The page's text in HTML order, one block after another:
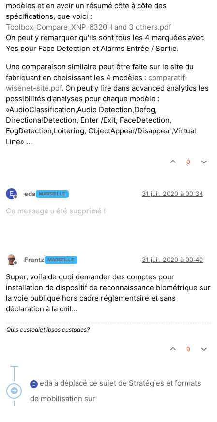
modèles et en avoir un résumé côte à côte des
spécifications, que voici :
Toolbox_Compare_XNP-6320H and 3 others.pdf
On peut y remarquer qu'ils sont tous les 4 marquées avec
Yes pour Face Detection et Alarms Entrée / Sortie.
Une comparaison similaire peut être faite sur le site du
fabriquant en choisissant les 4 modèles : comparatif-
wisenet-site.pdf. On peut y lire dans advanced analytics les
possibilités d'analyses pour chaque modèle :
«AudioClassification,Audio Detection,Defog,
DirectionalDetection, Enter /Exit, FaceDetection,
FogDetection,Loitering, ObjectAppear/Disappear,Virtual
Line» ...
0
E
Hors-ligne
eda MARSEILLE 31 juil. 2020 à 00:34
Ce message a été supprimé !
Hors-ligne
Frantz MARSEILLE 31 juil. 2020 à 00:40
Super, voila de quoi demander des comptes pour
installation de dispositif de reconnaissance biométrique sur
la voie publique hors cadre réglementaire et sans
déclaration à la cnil...
Quis custodiet ipsos custodes?
0
E eda a déplacé ce sujet de Stratégies et formats
de mobilisation sur